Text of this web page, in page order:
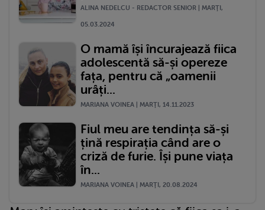
ALINA NEDELCU - REDACTOR SENIOR | MARŢI,
05.03.2024
O mamă își încurajează fiica
adolescentă să-și opereze
fața, pentru că „oamenii
urâți...
MARIANA VOINEA | MARŢI, 14.11.2023
Fiul meu are tendința să-și
țină respirația când are o
criză de furie. Își pune viața
în...
MARIANA VOINEA | MARŢI, 20.08.2024